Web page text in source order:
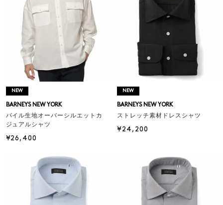
NEW
BARNEYS NEW YORK
パイル生地オーバーシルエットカ
ジュアルシャツ
¥26,400
NEW
BARNEYS NEW YORK
ストレッチ素材ドレスシャツ
¥24,200